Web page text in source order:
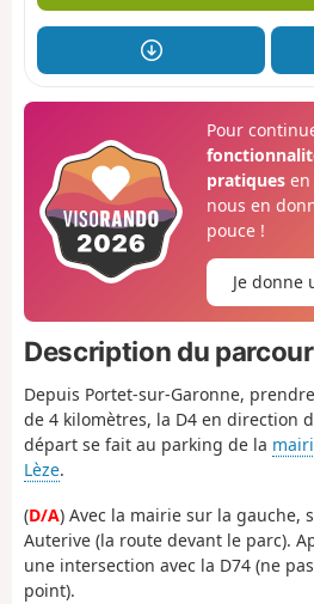
Pour
pratiquesen
nous en
pouce !
Je donne
Description du
Depuis Portet-sur-Garonne,
de 4 kilomètres, la D4 en direction
départ se fait au parking de la
Lèze.
(D/A) Avec la mairie sur la gauche,
Auterive (la route devant le parc).
une intersection avec la D74 (ne
point).